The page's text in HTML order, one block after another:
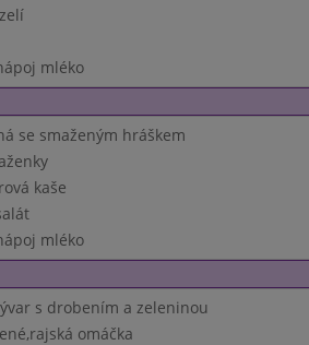
mléko
se smaženým hráškem
kaše
mléko
s drobením a zeleninou
omáčka